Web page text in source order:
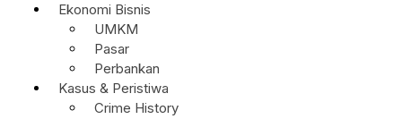
Ekonomi Bisnis
UMKM
Pasar
Perbankan
Kasus & Peristiwa
Crime History